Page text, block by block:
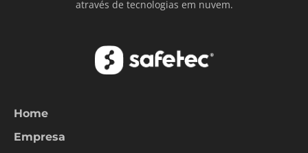
através de tecnologias em nuvem.
Home
Empresa